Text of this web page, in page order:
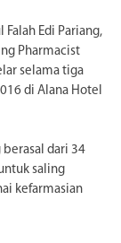
Edi Pariang,
Pharmacist
selama tiga
di Alana Hotel
dari 34
saling
kefarmasian